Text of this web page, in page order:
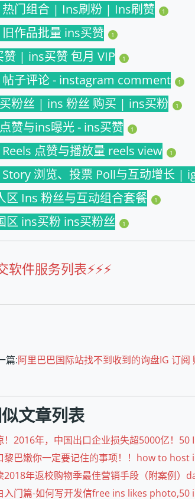
热门组合 | Ins刷粉 | Ins刷赞 1
作品批量 ins买赞 1
赞 | ins买赞 包月 VIP 1
帖子评论 - instagram comment 1
粉丝 | ins 粉丝 购买 | ins买粉 1
赞与ins曝光 - ins买赞 1
点赞与播放量 reels view 1
Story 浏览、投票 Poll与互动增长 |
区 Ins 粉丝与互动组合套餐 1
区 ins买粉 ins买粉丝 1
软件服务列表⚡️⚡️⚡️
篇:阿里巴巴国际站找不到收到的询盘IG 订阅
文章列表
！2016年，中国出口企业损失超5000亿！
黎巴嫩你一定要记住的事项！！how to
2018年返校购物季最佳营销手段（附案例
入门篇-如何写开发信free ins likes photo,50